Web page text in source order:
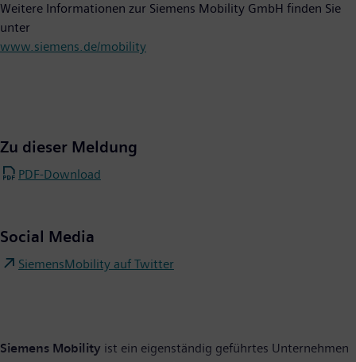
Weitere Informationen zur Siemens Mobility GmbH finden Sie
unter
www.siemens.de/mobility
Zu dieser Meldung
PDF-Download
Social Media
SiemensMobility auf Twitter
Siemens Mobility ist ein eigenständig geführtes Unternehmen